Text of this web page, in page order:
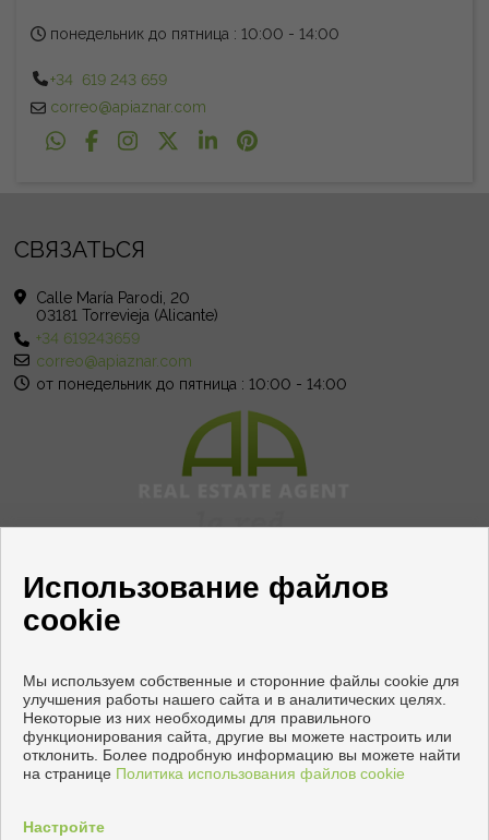
понедельник до пятница : 10:00 - 14:00
+34 619 243 659
correo@apiaznar.com
СВЯЗАТЬСЯ
Calle María Parodi, 20
03181 Torrevieja (Alicante)
+34 619243659
correo@apiaznar.com
от понедельник до пятница : 10:00 - 14:00
Квартиры и дома на продажу в Торревьеха
политику конфиденциальности
Использование файлов
cookie
Мы используем собственные и сторонние файлы cookie для
улучшения работы нашего сайта и в аналитических целях.
Некоторые из них необходимы для правильного
функционирования сайта, другие вы можете настроить или
отклонить. Более подробную информацию вы можете найти
на странице Политика использования файлов cookie
Настройте